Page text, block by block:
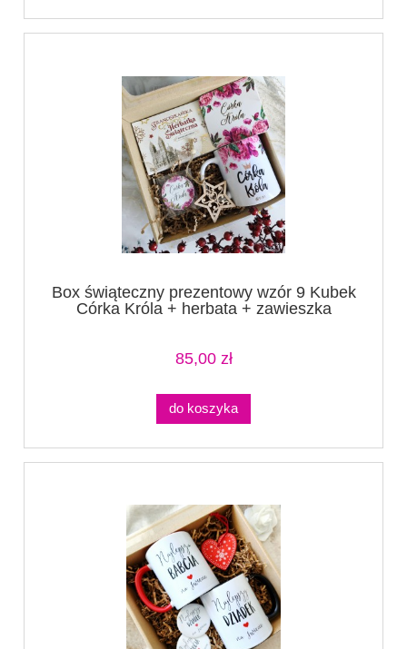
Box świąteczny prezentowy wzór 9 Kubek
Córka Króla + herbata + zawieszka
85,00 zł
do koszyka